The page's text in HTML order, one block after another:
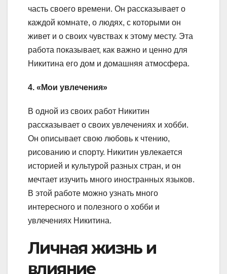
часть своего времени. Он рассказывает о
каждой комнате, о людях, с которыми он
живет и о своих чувствах к этому месту. Эта
работа показывает, как важно и ценно для
Никитина его дом и домашняя атмосфера.
4. «Мои увлечения»
В одной из своих работ Никитин
рассказывает о своих увлечениях и хобби.
Он описывает свою любовь к чтению,
рисованию и спорту. Никитин увлекается
историей и культурой разных стран, и он
мечтает изучить много иностранных языков.
В этой работе можно узнать много
интересного и полезного о хобби и
увлечениях Никитина.
Личная жизнь и
влияние